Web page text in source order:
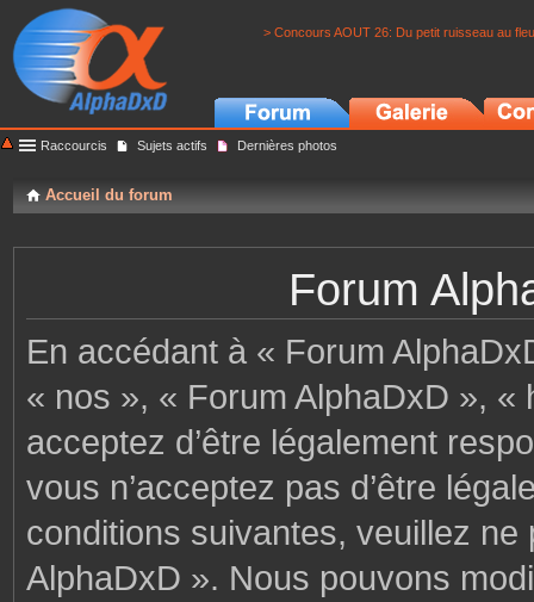
> Concours AOUT 26: Du petit ruisseau au
Raccourcis Sujets actifs Dernières photos
Accueil du forum
Forum
En accédant à « Forum
« nos », « Forum AlphaDxD »,
acceptez d’être légalement
vous n’acceptez pas d’être
conditions suivantes, veuillez
AlphaDxD ». Nous pouvons